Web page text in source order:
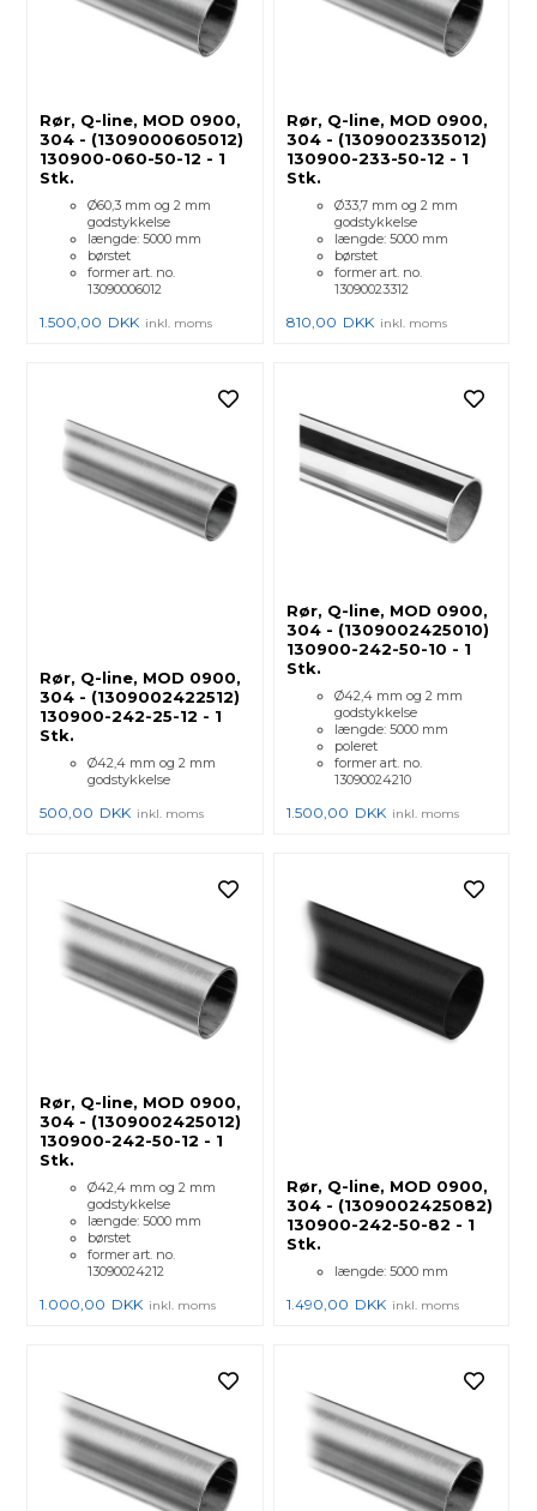
Rør, Q-line, MOD 0900,
304 - (1309000605012)
130900-060-50-12 - 1
Stk.
Ø60,3 mm og 2 mm
godstykkelse
længde: 5000 mm
børstet
former art. no.
13090006012
1.500,00 DKK inkl. moms
Rør, Q-line, MOD 0900,
304 - (1309002335012)
130900-233-50-12 - 1
Stk.
Ø33,7 mm og 2 mm
godstykkelse
længde: 5000 mm
børstet
former art. no.
13090023312
810,00 DKK inkl. moms
Rør, Q-line, MOD 0900,
304 - (1309002422512)
130900-242-25-12 - 1
Stk.
Ø42,4 mm og 2 mm
godstykkelse
500,00 DKK inkl. moms
Rør, Q-line, MOD 0900,
304 - (1309002425010)
130900-242-50-10 - 1
Stk.
Ø42,4 mm og 2 mm
godstykkelse
længde: 5000 mm
poleret
former art. no.
13090024210
1.500,00 DKK inkl. moms
Rør, Q-line, MOD 0900,
304 - (1309002425012)
130900-242-50-12 - 1
Stk.
Ø42,4 mm og 2 mm
godstykkelse
længde: 5000 mm
børstet
former art. no.
13090024212
1.000,00 DKK inkl. moms
Rør, Q-line, MOD 0900,
304 - (1309002425082)
130900-242-50-82 - 1
Stk.
længde: 5000 mm
1.490,00 DKK inkl. moms